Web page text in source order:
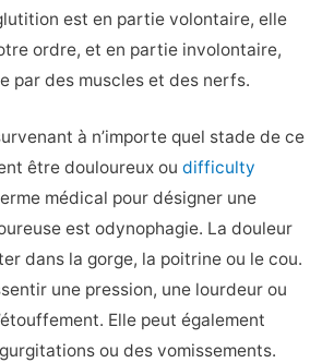
est en partie volontaire, elle
ordre, et en partie involontaire,
par des muscles et des nerfs.
à n’importe quel stade de ce
être douloureux ou difficulty
médical pour désigner une
est odynophagie. La douleur
dans la gorge, la poitrine ou le cou.
une pression, une lourdeur ou
Elle peut également
ou des vomissements.